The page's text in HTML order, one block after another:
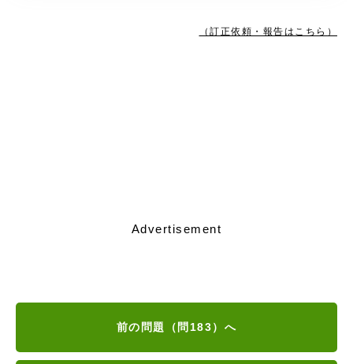
（訂正依頼・報告はこちら）
Advertisement
前の問題（問183）へ